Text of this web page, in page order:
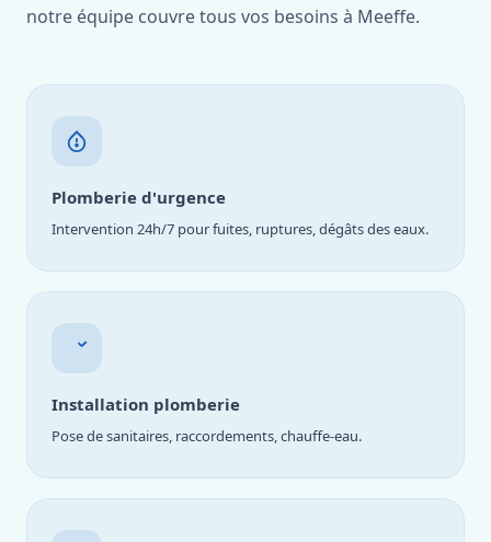
notre équipe couvre tous vos besoins à Meeffe.
Plomberie d'urgence
Intervention 24h/7 pour fuites, ruptures, dégâts des eaux.
Installation plomberie
Pose de sanitaires, raccordements, chauffe-eau.